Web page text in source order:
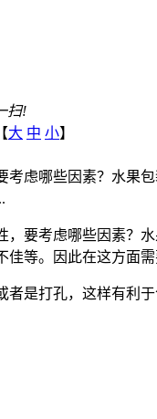
扫!
大 中 小】
考虑哪些因素？水果
，要考虑哪些因素？
等。因此在这方面需
是打孔，这样有利